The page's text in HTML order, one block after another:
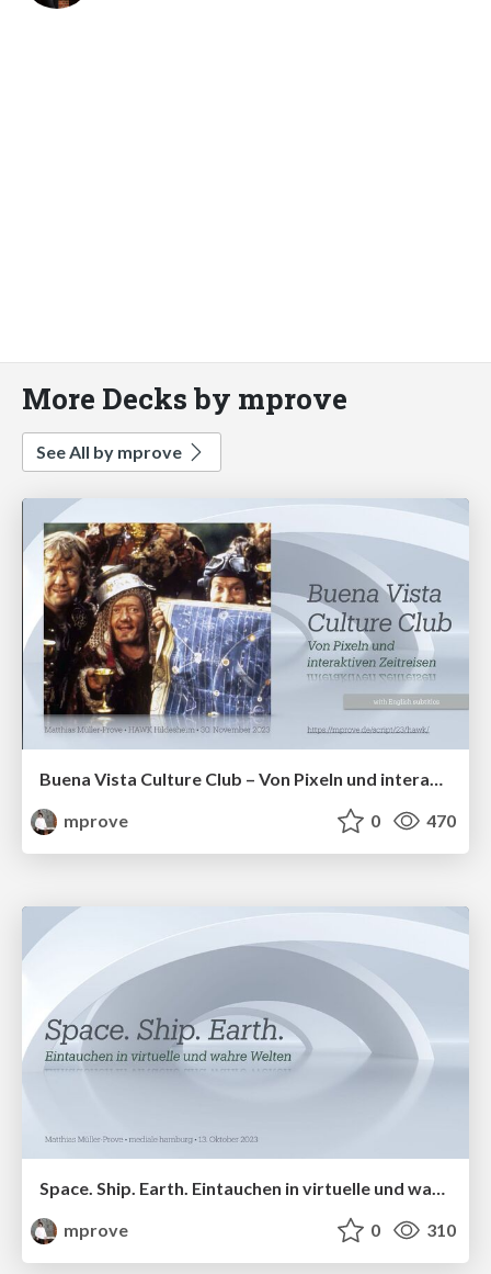
More Decks by mprove
See All by mprove
Buena Vista Culture Club – Von Pixeln und interaktiven Zeitreisen
mprove
0 470
mprove
0 310